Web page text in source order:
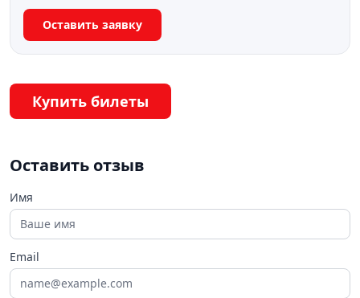
Оставить заявку
Купить билеты
Оставить отзыв
Имя
Email